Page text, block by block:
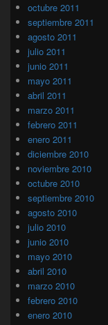
octubre 2011
septiembre 2011
agosto 2011
julio 2011
junio 2011
mayo 2011
abril 2011
marzo 2011
febrero 2011
enero 2011
diciembre 2010
noviembre 2010
octubre 2010
septiembre 2010
agosto 2010
julio 2010
junio 2010
mayo 2010
abril 2010
marzo 2010
febrero 2010
enero 2010